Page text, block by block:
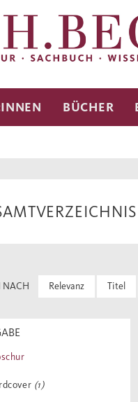
BÜCHER
NACH Relevanz Titel
(1)